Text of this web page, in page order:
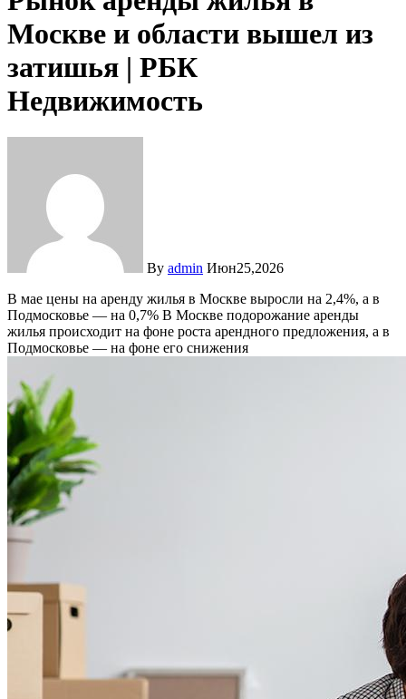
Москве и области вышел из
затишья | РБК
Недвижимость
By admin Июн25,2026
В мае цены на аренду жилья в Москве выросли на 2,4%, а в
Подмосковье — на 0,7% В Москве подорожание аренды
жилья происходит на фоне роста арендного предложения, а в
Подмосковье — на фоне его снижения